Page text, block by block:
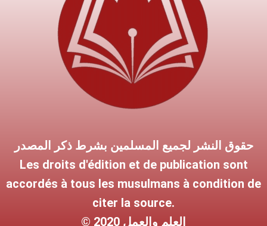
حقوق النشر لجميع المسلمين بشرط ذكر المصدر
Les droits d'édition et de publication sont
accordés à tous les musulmans à condition de
citer la source.
© 2020 العلم والعمل